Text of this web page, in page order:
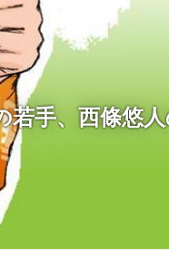
手、西條悠